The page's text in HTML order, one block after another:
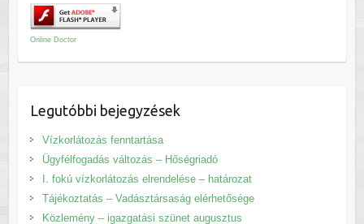
Online Doctor
Legutóbbi bejegyzések
Vízkorlátozás fenntartása
Ügyfélfogadás változás – Hőségriadó
I. fokú vízkorlátozás elrendelése – határozat
Tájékoztatás – Vadásztársaság elérhetősége
Közlemény – igazgatási szünet augusztus